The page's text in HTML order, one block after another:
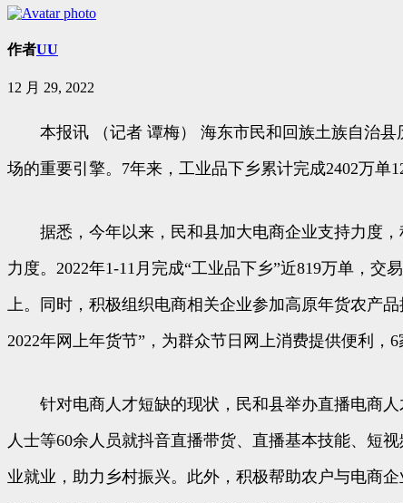
作者UU
12 月 29, 2022
本报讯 （记者 谭梅） 海东市民和回族土族自治县
场的重要引擎。7年来，工业品下乡累计完成2402万单
据悉，今年以来，民和县加大电商企业支持力度，
力度。2022年1-11月完成“工业品下乡”近819万单，交
上。同时，积极组织电商相关企业参加高原年货农产
2022年网上年货节”，为群众节日网上消费提供便利，6
针对电商人才短缺的现状，民和县举办直播电商人
人士等60余人员就抖音直播带货、直播基本技能、短
业就业，助力乡村振兴。此外，积极帮助农户与电商